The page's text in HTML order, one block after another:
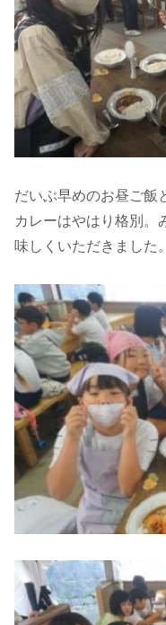
だいぶ早めのお昼ご飯
カレーはやはり格別。
味しくいただきました。